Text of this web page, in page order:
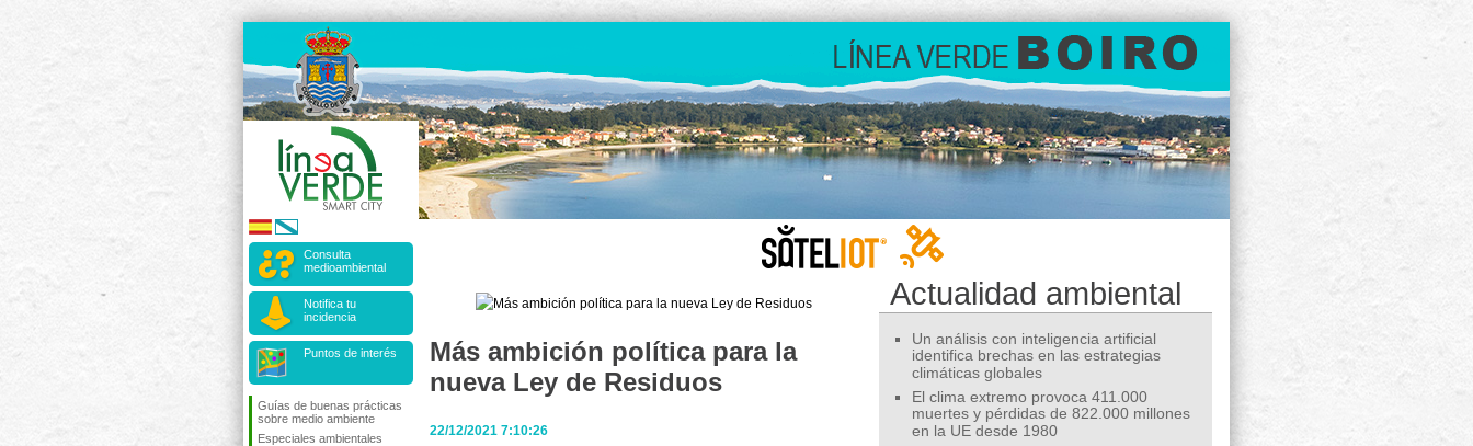
Consulta
medioambiental
Notifica tu
incidencia
Puntos de interés
Guías de buenas prácticas
sobre medio ambiente
Especiales ambientales
Más ambición política para la
nueva Ley de Residuos
22/12/2021 7:10:26
Actualidad ambiental
Un análisis con inteligencia artificial
identifica brechas en las estrategias
climáticas globales
El clima extremo provoca 411.000
muertes y pérdidas de 822.000 millones
en la UE desde 1980